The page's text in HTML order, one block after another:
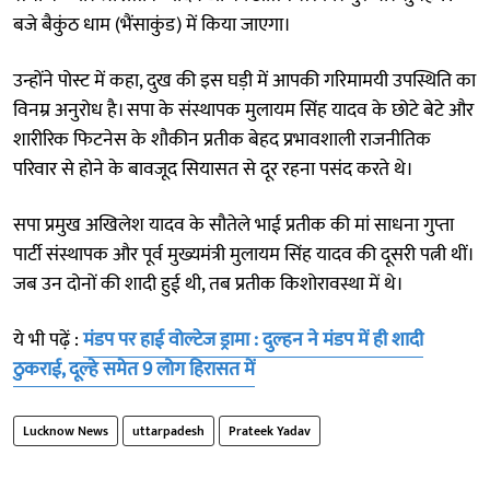
बजे बैकुंठ धाम (भैंसाकुंड) में किया जाएगा।
उन्होंने पोस्ट में कहा, दुख की इस घड़ी में आपकी गरिमामयी उपस्थिति का
विनम्र अनुरोध है। सपा के संस्थापक मुलायम सिंह यादव के छोटे बेटे और
शारीरिक फिटनेस के शौकीन प्रतीक बेहद प्रभावशाली राजनीतिक
परिवार से होने के बावजूद सियासत से दूर रहना पसंद करते थे।
सपा प्रमुख अखिलेश यादव के सौतेले भाई प्रतीक की मां साधना गुप्ता
पार्टी संस्थापक और पूर्व मुख्यमंत्री मुलायम सिंह यादव की दूसरी पत्नी थीं।
जब उन दोनों की शादी हुई थी, तब प्रतीक किशोरावस्था में थे।
ये भी पढ़ें :मंडप पर हाई वोल्टेज ड्रामा : दुल्हन ने मंडप में ही शादी
ठुकराई, दूल्हे समेत 9 लोग हिरासत में
Lucknow News uttarpadesh Prateek Yadav